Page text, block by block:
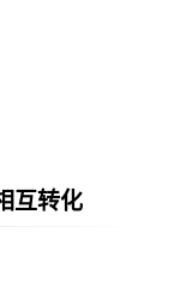
互转化